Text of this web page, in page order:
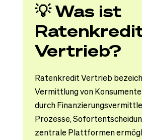
💡 Was ist
Vertrieb?
Ratenkredit Vertrieb
Vermittlung von
durch
Prozesse,
zentrale Plattformen